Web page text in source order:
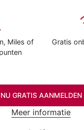
Miles of
Gratis
NU GRATIS AANMELDEN
Meer informatie